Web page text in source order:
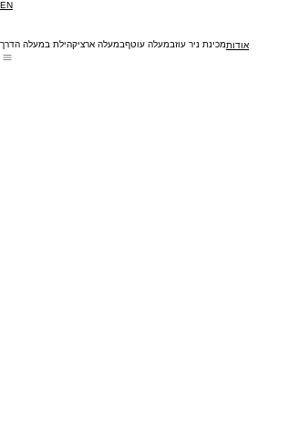
EN
קהילת במעלה הדרךבמעלה ארציבמעלה עוטףמכינת ניר עוזאודות